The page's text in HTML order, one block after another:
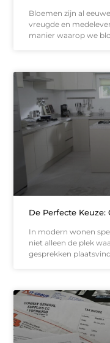
Bloemen zijn al
vreugde en
manier waarop we
De Perfecte
In modern wonen
niet alleen de plek
gesprekken